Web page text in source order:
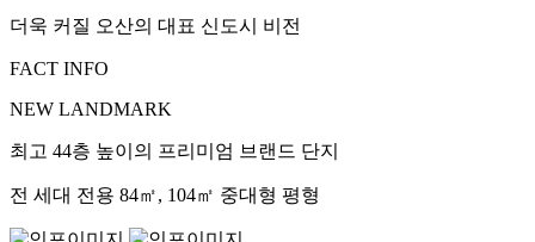
더욱 커질 오산의 대표 신도시 비전
FACT INFO
NEW LANDMARK
최고 44층 높이의 프리미엄 브랜드 단지
전 세대 전용 84㎡, 104㎡ 중대형 평형